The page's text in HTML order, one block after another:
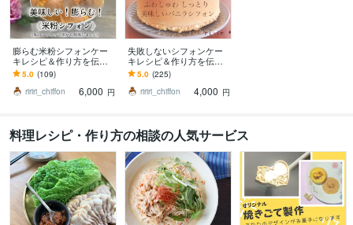
膨らむ米粉シフォンケー
キレシピ＆作り方を伝授
します 『米粉だとうまく
焼けない！膨らまな
い！』お悩みの方におす
5.0 (109)
ririri_chiffon
6,000 円
失敗しないシフォンケー
キレシピ＆作り方を伝授
します 『シフォンの沼』
から抜けられない方にお
すすめ
5.0 (225)
ririri_chiffon
4,000 円
料理レシピ・作り方の相談の人気サービス